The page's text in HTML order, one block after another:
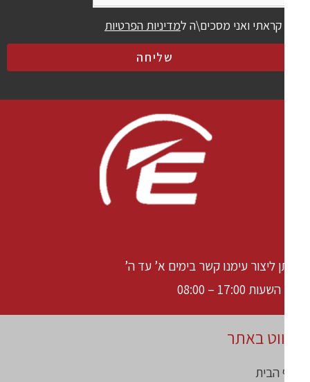
קראתי ואני מסכים\ה למדיניות הפרטיות
שליחה
ליצור עימנו קשר בימים א’ עד ה’
17:00 – 08:00
באתר
הבית